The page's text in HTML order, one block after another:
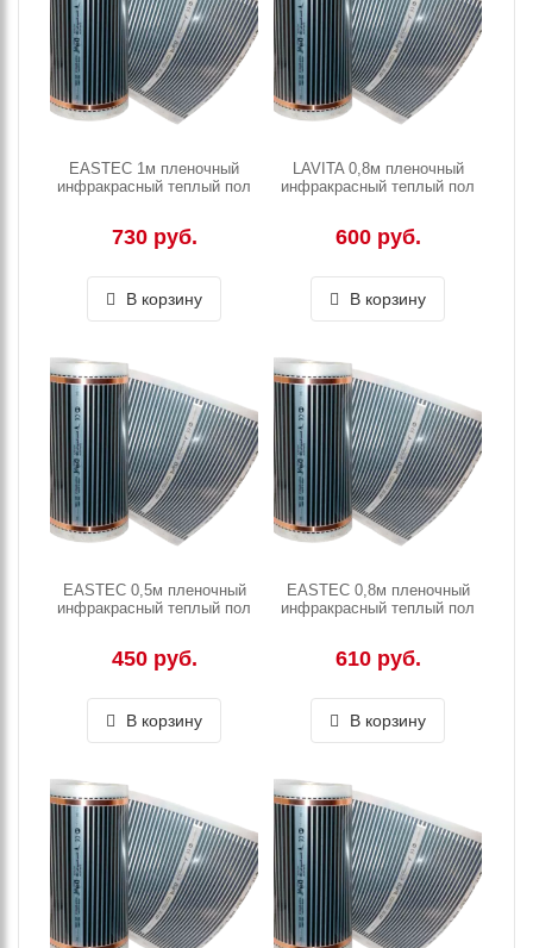
EASTEC 1м пленочный
инфракрасный теплый пол
730 руб.
В корзину
LAVITA 0,8м пленочный
инфракрасный теплый пол
600 руб.
В корзину
EASTEC 0,5м пленочный
инфракрасный теплый пол
450 руб.
В корзину
EASTEC 0,8м пленочный
инфракрасный теплый пол
610 руб.
В корзину